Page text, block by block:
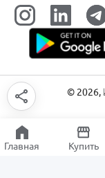
© 2026,
Главная Купить